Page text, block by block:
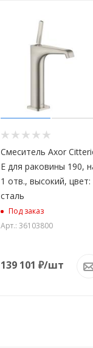
Смеситель Axor
E для раковины 190,
1 отв., высокий, цвет:
сталь
Под заказ
Арт.: 36103800
139 101 ₽/шт